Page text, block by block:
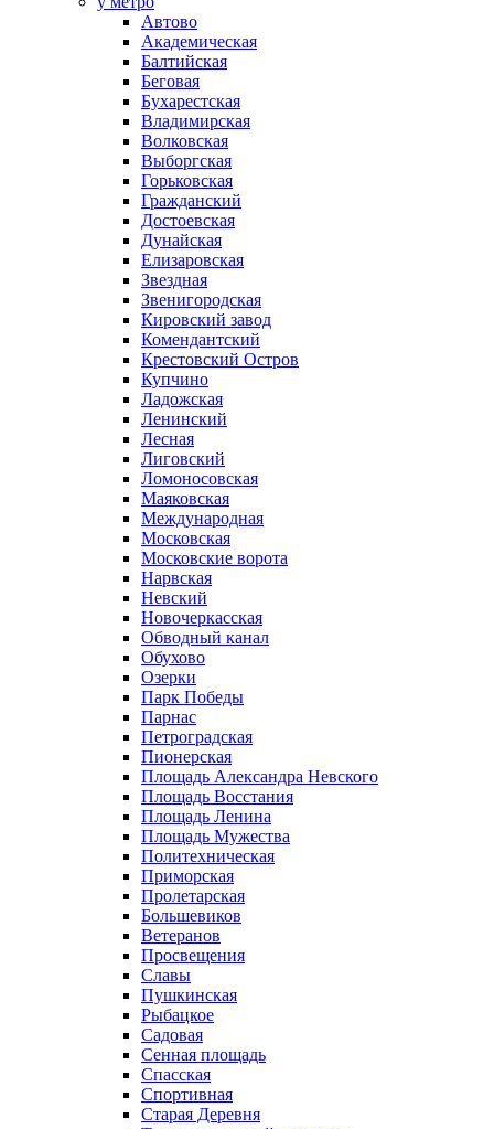
Автово
Академическая
Балтийская
Беговая
Бухарестская
Владимирская
Волковская
Выборгская
Горьковская
Гражданский
Достоевская
Дунайская
Елизаровская
Звездная
Звенигородская
Кировский завод
Комендантский
Крестовский Остров
Купчино
Ладожская
Ленинский
Лесная
Лиговский
Ломоносовская
Маяковская
Международная
Московская
Московские ворота
Нарвская
Невский
Новочеркасская
Обводный канал
Обухово
Озерки
Парк Победы
Парнас
Петроградская
Пионерская
Площадь Александра Невского
Площадь Восстания
Площадь Ленина
Площадь Мужества
Политехническая
Приморская
Пролетарская
Большевиков
Ветеранов
Просвещения
Славы
Пушкинская
Рыбацкое
Садовая
Сенная площадь
Спасская
Спортивная
Старая Деревня